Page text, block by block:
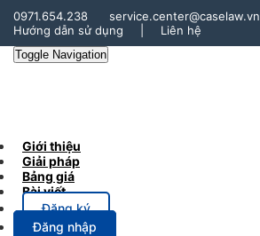
0971.654.238
service.center@caselaw.vn
Hướng dẫn sử dụng
Liên hệ
Toggle Navigation
Giới thiệu
Giải pháp
Bảng giá
Bài viết
Đăng ký
Đăng nhập